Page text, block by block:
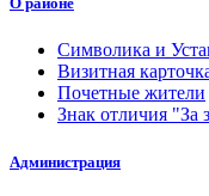
Символика и
Визитная
Почетные жители
Знак отличия "За
Администрация